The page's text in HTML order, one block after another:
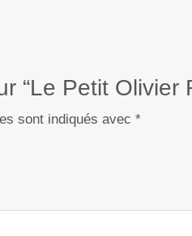
“Le Petit Olivier
sont indiqués avec*